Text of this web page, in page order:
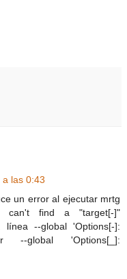
las 0:43
un error al ejecutar mrtg
I can't find a "target[-]"
--global 'Options[-]:
--global 'Options[_]: